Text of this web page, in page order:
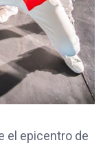
el epicentro de